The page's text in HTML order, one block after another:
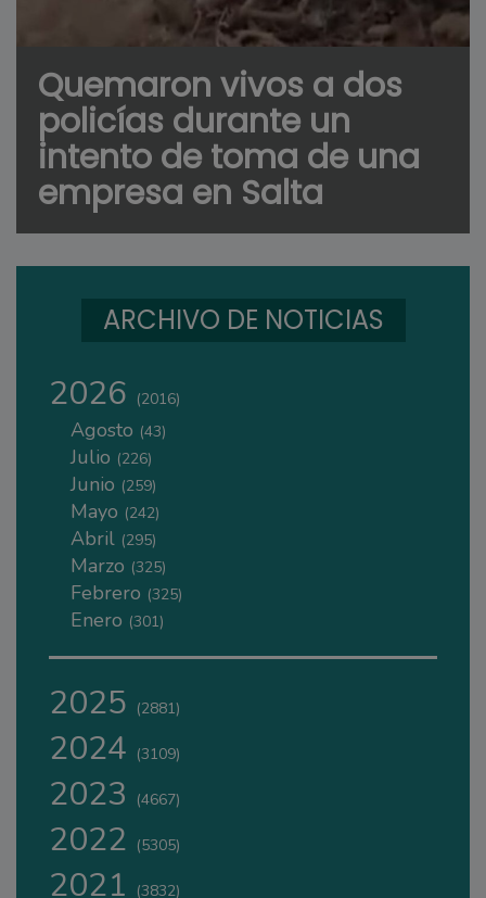
Quemaron vivos a dos
policías durante un
intento de toma de una
empresa en Salta
ARCHIVO DE NOTICIAS
2026 (2016)
Agosto (43)
Julio (226)
Junio (259)
Mayo (242)
Abril (295)
Marzo (325)
Febrero (325)
Enero (301)
2025 (2881)
2024 (3109)
2023 (4667)
2022 (5305)
2021 (3832)